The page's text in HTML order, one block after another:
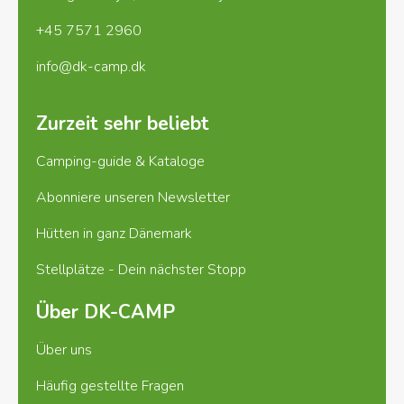
+45 7571 2960
info@dk-camp.dk
Zurzeit sehr beliebt
Camping-guide & Kataloge
Abonniere unseren Newsletter
Hütten in ganz Dänemark
Stellplätze - Dein nächster Stopp
Über DK-CAMP
Über uns
Häufig gestellte Fragen